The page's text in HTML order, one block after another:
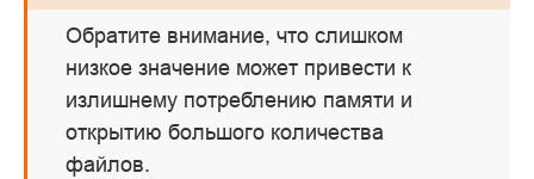
Обратите внимание, что слишком
низкое значение может привести к
излишнему потреблению памяти и
открытию большого количества
файлов.